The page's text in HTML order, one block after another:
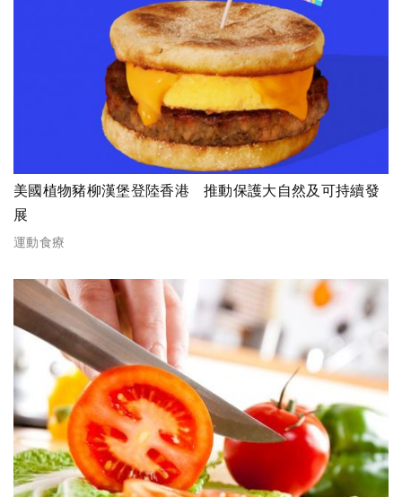
美國植物豬柳漢堡登陸香港 推動保護⼤自然及可持續發
展
運動食療